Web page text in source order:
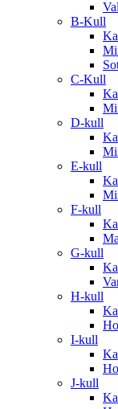
B-Kull
C-Kull
D-kull
E-kull
F-kull
G-kull
H-kull
I-kull
J-kull